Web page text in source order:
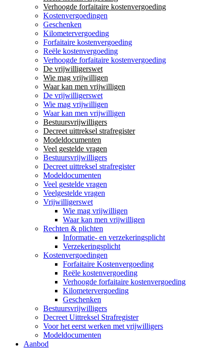
Verhoogde forfaitaire kostenvergoeding
Kostenvergoedingen
Geschenken
Kilometervergoeding
Forfaitaire kostenvergoeding
Reële kostenvergoeding
Verhoogde forfaitaire kostenvergoeding
De vrijwilligerswet
Wie mag vrijwilligen
Waar kan men vrijwilligen
De vrijwilligerswet
Wie mag vrijwilligen
Waar kan men vrijwilligen
Bestuursvrijwilligers
Decreet uittreksel strafregister
Modeldocumenten
Veel gestelde vragen
Bestuursvrijwilligers
Decreet uittreksel strafregister
Modeldocumenten
Veel gestelde vragen
Veelgestelde vragen
Vrijwilligerswet
Wie mag vrijwilligen
Waar kan men vrijwilligen
Rechten & plichten
Informatie- en verzekeringsplicht
Verzekeringsplicht
Kostenvergoedingen
Forfaitaire Kostenvergoeding
Reële kostenvergoeding
Verhoogde forfaitaire kostenvergoeding
Kilometervergoeding
Geschenken
Bestuursvrijwilligers
Decreet Uittreksel Strafregister
Voor het eerst werken met vrijwilligers
Modeldocumenten
Aanbod